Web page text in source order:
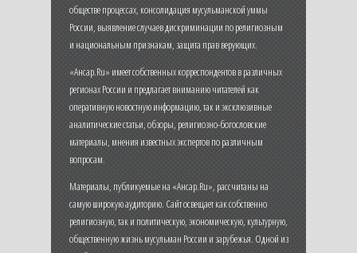
обществе процессах, консолидация мусульманской уммы
России, выявление случаев дискриминации по религиозным
и национальным признакам, защита прав верующих.
«Ансар.Ru» имеет собственных корреспондентов в различных
регионах России и предлагает вниманию читателей как
оперативную новостную информацию, так и эксклюзивные
аналитические статьи, обзоры, религиозно-богословские
материалы, мнения известных экспертов по различным
вопросам.
Материалы, публикуемые на «Ансар.Ru», рассчитаны на
самую широкую аудиторию. Сайт освещает как собственно
религиозную, так и политическую, экономическую, культурную,
общественную жизнь мусульман России и зарубежья. Одной из